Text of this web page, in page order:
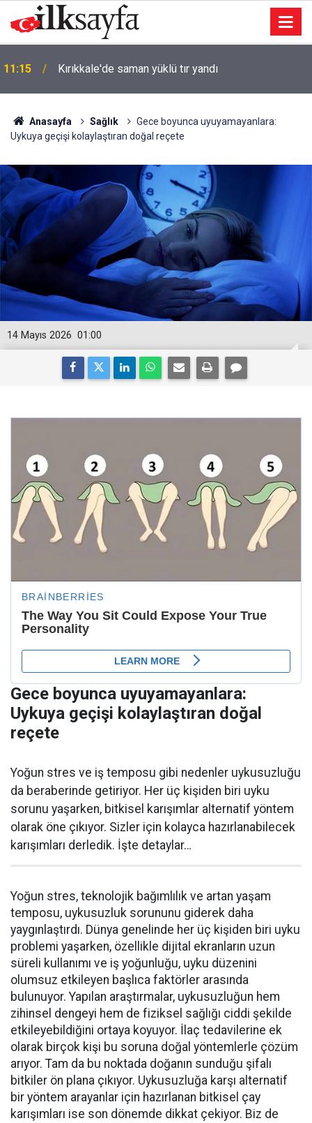
11:15 Kırıkkale'de saman yüklü tır yandı
Anasayfa Sağlık
Gece boyunca uyuyamayanlara:
Uykuya geçişi kolaylaştıran doğal reçete
01:00
14 Mayıs 2026
Gece boyunca uyuyamayanlara:
Uykuya geçişi kolaylaştıran doğal
reçete
Yoğun stres ve iş temposu gibi nedenler uykusuzluğu
da beraberinde getiriyor. Her üç kişiden biri uyku
sorunu yaşarken, bitkisel karışımlar alternatif yöntem
olarak öne çıkıyor. Sizler için kolayca hazırlanabilecek
karışımları derledik. İşte detaylar…
Yoğun stres, teknolojik bağımlılık ve artan yaşam
temposu, uykusuzluk sorununu giderek daha
yaygınlaştırdı. Dünya genelinde her üç kişiden biri uyku
problemi yaşarken, özellikle dijital ekranların uzun
süreli kullanımı ve iş yoğunluğu, uyku düzenini
olumsuz etkileyen başlıca faktörler arasında
bulunuyor. Yapılan araştırmalar, uykusuzluğun hem
zihinsel dengeyi hem de fiziksel sağlığı ciddi şekilde
etkileyebildiğini ortaya koyuyor. İlaç tedavilerine ek
olarak birçok kişi bu soruna doğal yöntemlerle çözüm
arıyor. Tam da bu noktada doğanın sunduğu şifalı
bitkiler ön plana çıkıyor. Uykusuzluğa karşı alternatif
bir yöntem arayanlar için hazırlanan bitkisel çay
karışımları ise son dönemde dikkat çekiyor. Biz de